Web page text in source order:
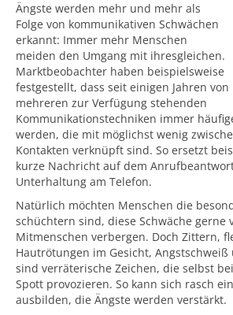
Ängste werden mehr und mehr als
Folge von kommunikativen Schwächen
erkannt: Immer mehr Menschen
meiden den Umgang mit ihresgleichen.
Marktbeobachter haben beispielsweise
festgestellt, dass seit einigen Jahren von
mehreren zur Verfügung stehenden
Kommunikationstechniken immer
werden, die mit möglichst wenig
Kontakten verknüpft sind. So ersetzt
kurze Nachricht auf dem
Unterhaltung am Telefon.
Natürlich möchten Menschen die
schüchtern sind, diese Schwäche gerne
Mitmenschen verbergen. Doch Zittern,
Hautrötungen im Gesicht,
sind verräterische Zeichen, die selbst
Spott provozieren. So kann sich rasch
ausbilden, die Ängste werden verstärkt.